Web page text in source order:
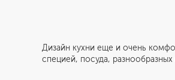
Дизайн кухни еще и очень
специей, посуда,